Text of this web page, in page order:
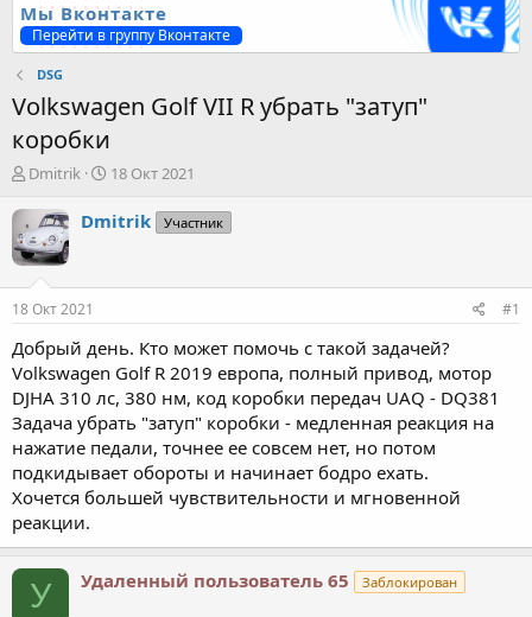
Мы Вконтакте
Перейти в группу Вконтакте
DSG
Volkswagen Golf VII R убрать "затуп"
коробки
А
т
о
р
е
м
ы
Dmitrik
Д
т
л
18 Окт 2021
Dmitrik Участник
18 Окт 2021 #1
Добрый день. Кто может помочь с такой задачей?
Volkswagen Golf R 2019 европа, полный привод, мотор
DJHA 310 лс, 380 нм, код коробки передач UAQ - DQ381
Задача убрать "затуп" коробки - медленная реакция на
нажатие педали, точнее ее совсем нет, но потом
подкидывает обороты и начинает бодро ехать.
Хочется большей чувствительности и мгновенной
реакции.
У Удаленный пользователь 65 Заблокирован